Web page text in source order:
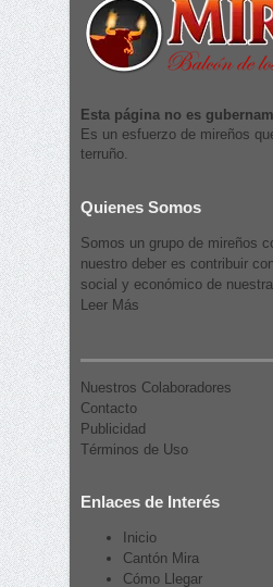
Esta página no es
Es un esfuerzo de mireños
terruño.
Quienes Somos
Somos un grupo de mireños
nuestro deber es contribuir
social y económico de
Leer Más
Nuestros Colaboradores
Contacto
Publicidad
Términos de Uso
Enlaces de Interés
Inicio
Cantón Mira
Cómo Llegar